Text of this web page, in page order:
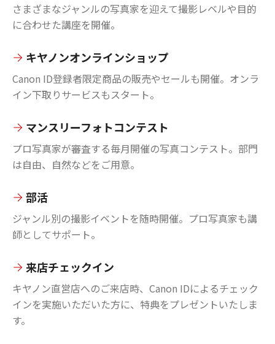
さまざまなジャンルの写真家を迎えて撮影レベルや目的
に合わせた講座を開催。
キヤノンオンラインショップ
Canon ID登録者限定商品の販売やセールも開催。オンラ
イン下取りサービスもスタート。
マンスリーフォトコンテスト
プロ写真家が審査する毎月開催の写真コンテスト。部門
は自由、自然などをご用意。
部活
ジャンル別の撮影イベントを随時開催。プロ写真家も講
師としてサポート。
来店チェックイン
キヤノン直営店へのご来店時、Canon IDによるチェック
インを実施いただいた方に、特典をプレゼントいたしま
す。